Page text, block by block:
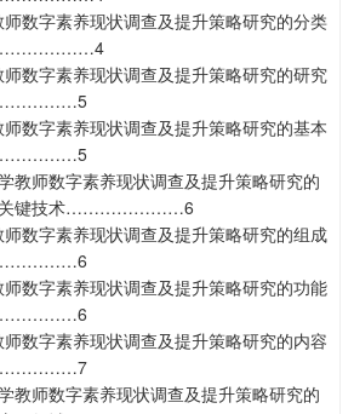
数字素养现状调查及提升策略研究的分类
数字素养现状调查及提升策略研究的研究
数字素养现状调查及提升策略研究的基本
教师数字素养现状调查及提升策略研究的
/关键技术…………………6
数字素养现状调查及提升策略研究的组成
数字素养现状调查及提升策略研究的功能
数字素养现状调查及提升策略研究的内容
教师数字素养现状调查及提升策略研究的